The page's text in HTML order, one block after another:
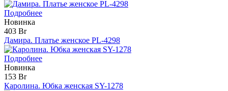
Подробнее
Новинка
403 Br
Дамира. Платье женское PL-4298
Подробнее
Новинка
153 Br
Каролина. Юбка женская SY-1278